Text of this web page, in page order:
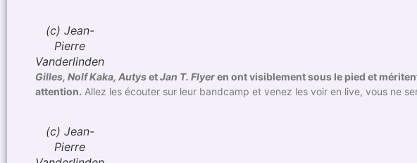
(c) Jean-
Pierre
Vanderlinden
Gilles, Nolf Kaka, AutysetJan T. Flyeren ont visiblement sous le pied et
attention. Allez les écouter sur leur bandcamp et venez les voir en live, vous ne
(c) Jean-
Pierre